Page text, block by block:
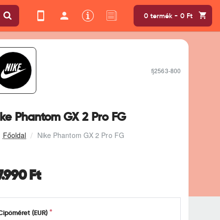
0 termék - 0 Ft
Nike Phantom GX 2 Pro FG
Phantom GX 2 Pro FG
fj2563-800
Ft
(EUR)